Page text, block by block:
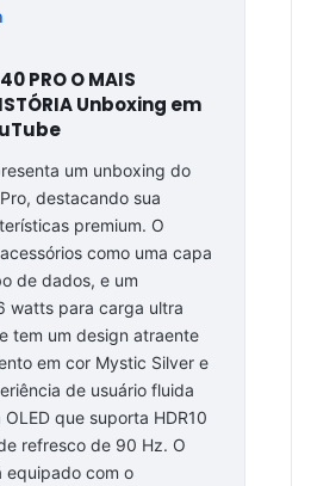
PRO O MAIS
Unboxing em
um unboxing do
destacando sua
premium. O
como uma capa
de dados, e um
watts para carga ultra
tem um design atraente
em cor Mystic Silver e
de usuário fluida
que suporta HDR10
refresco de 90 Hz. O
equipado com o